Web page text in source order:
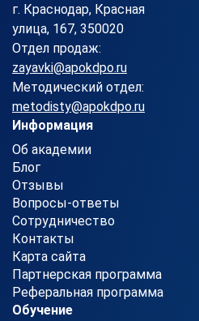
г. Краснодар, Красная
улица, 167, 350020
Отдел продаж:
zayavki@apokdpo.ru
Методический отдел:
metodisty@apokdpo.ru
Информация
Об академии
Блог
Отзывы
Вопросы-ответы
Сотрудничество
Контакты
Карта сайта
Партнерская программа
Реферальная программа
Обучение